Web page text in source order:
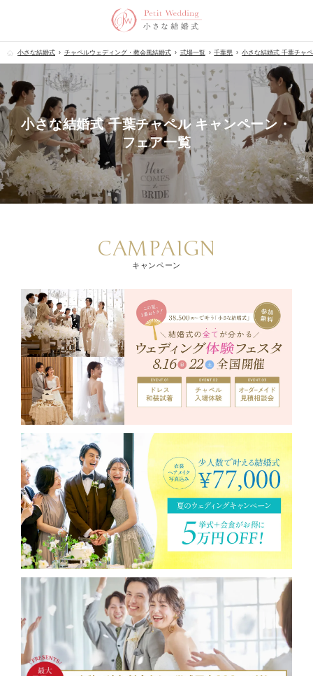
小さな結婚式 チャペルウェディング・教会風結婚式 式場一覧 千葉県 小さな結婚式 千葉チャ
小さな結婚式 千葉チャペル キャンペーン・
フェア一覧
CAMPAIGN
キャンペーン